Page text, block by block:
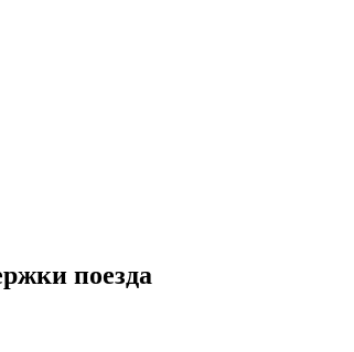
поезда